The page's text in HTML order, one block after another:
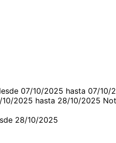
07/10/2025 hasta 07/10/
2025 hasta 28/10/2025
28/10/2025